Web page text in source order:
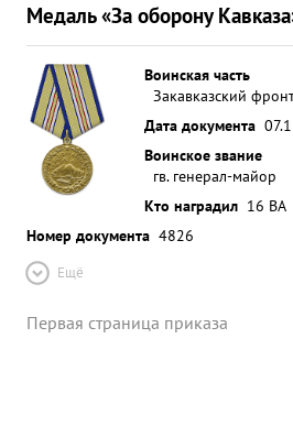
Медаль «За оборону
Воинская часть
Закавказский
Дата документа
Воинское звание
гв. генерал-майор
Кто наградил 16 ВА
Номер документа 4826
Ещё
Первая страница приказа